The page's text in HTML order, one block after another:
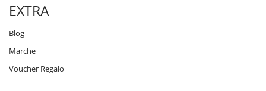
EXTRA
Blog
Marche
Voucher Regalo